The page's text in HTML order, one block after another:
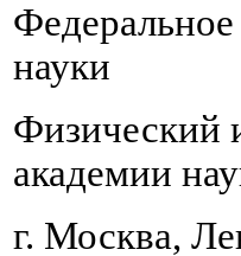
науки
Физический
академии
г. Москва,